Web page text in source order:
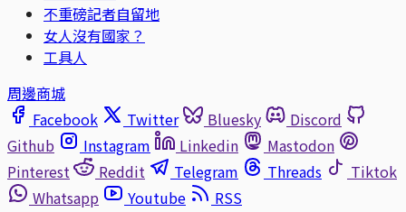
不重磅記者自留地
女人沒有國家？
工具人
周邊商城
Facebook
Twitter Bluesky
Discord
Github
Instagram Linkedin
Mastodon
Pinterest
Reddit Telegram Threads
Tiktok
Whatsapp
Youtube
RSS